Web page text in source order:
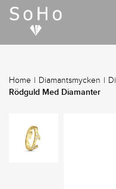
Home | Diamantsmycken |
Rödguld Med Diamanter